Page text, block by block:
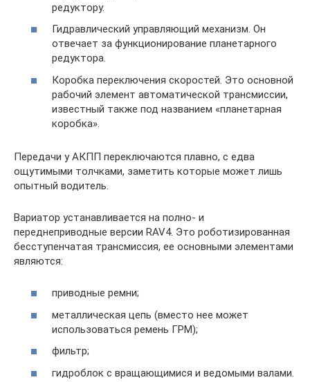
редуктору.
Гидравлический управляющий механизм. Он
отвечает за функционирование планетарного
редуктора.
Коробка переключения скоростей. Это основной
рабочий элемент автоматической трансмиссии,
известный также под названием «планетарная
коробка».
Передачи у АКПП переключаются плавно, с едва
ощутимыми толчками, заметить которые может лишь
опытный водитель.
Вариатор устанавливается на полно- и
переднеприводные версии RAV4. Это роботизированная
бесступенчатая трансмиссия, ее основными элементами
являются:
приводные ремни;
металлическая цепь (вместо нее может
использоваться ремень ГРМ);
фильтр;
гидроблок с вращающимися и ведомыми валами.